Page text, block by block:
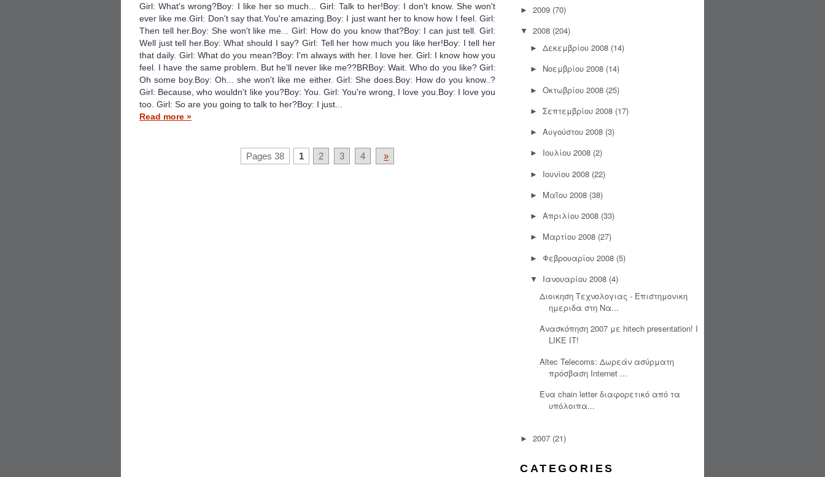
Girl: What's wrong?Boy: I like her so much... Girl: Talk to her!Boy: I don't know. She won't
ever like me.Girl: Don't say that.You're amazing.Boy: I just want her to know how I feel. Girl:
Then tell her.Boy: She won't like me... Girl: How do you know that?Boy: I can just tell. Girl:
Well just tell her.Boy: What should I say? Girl: Tell her how much you like her!Boy: I tell her
that daily. Girl: What do you mean?Boy: I'm always with her. I love her. Girl: I know how you
feel. I have the same problem. But he'll never like me??BRBoy: Wait. Who do you like? Girl:
Oh some boy.Boy: Oh... she won't like me either. Girl: She does.Boy: How do you know..?
Girl: Because, who wouldn't like you?Boy: You. Girl: You're wrong, I love you.Boy: I love you
too. Girl: So are you going to talk to her?Boy: I just...
Read more »
Pages 38 1 2 3 4 »
► 2009 (70)
▼ 2008 (204)
► Δεκεμβρίου 2008 (14)
► Νοεμβρίου 2008 (14)
► Οκτωβρίου 2008 (25)
► Σεπτεμβρίου 2008 (17)
► Αυγούστου 2008 (3)
► Ιουλίου 2008 (2)
► Ιουνίου 2008 (22)
► Μαΐου 2008 (38)
► Απριλίου 2008 (33)
► Μαρτίου 2008 (27)
► Φεβρουαρίου 2008 (5)
▼ Ιανουαρίου 2008 (4)
Διοικηση Τεχνολογιας - Επιστημονικη
ημεριδα στη Να...
Ανασκόπηση 2007 με hitech presentation! I
LIKE IT!
Altec Telecoms: Δωρεάν ασύρματη
πρόσβαση Internet ...
Ένα chain letter διαφορετικό από τα
υπόλοιπα...
► 2007 (21)
CATEGORIES